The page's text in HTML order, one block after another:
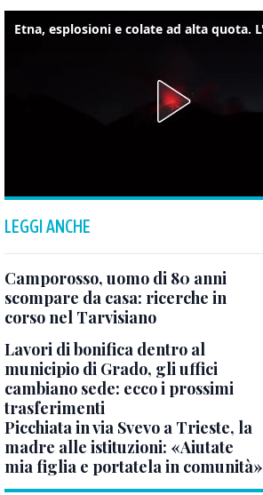
LEGGI ANCHE
Camporosso, uomo di 80 anni
scompare da casa: ricerche in
corso nel Tarvisiano
Lavori di bonifica dentro al
municipio di Grado, gli uffici
cambiano sede: ecco i prossimi
trasferimenti
Picchiata in via Svevo a Trieste, la
madre alle istituzioni: «Aiutate
mia figlia e portatela in comunità»